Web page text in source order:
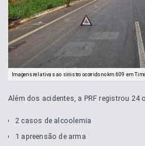
Imagens relativas ao sinistro ocorrido no km 609 em
Além dos acidentes, a PRF registrou 24
2 casos de alcoolemia
1 apreensão de arma